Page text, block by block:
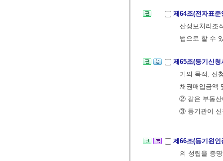
제64조(전자표
산정보처리조
법으로 할 수
제65조(등기신
기의 목적, 신
채권매입금액
② 같은 부동산
③ 등기관이 신
제66조(등기원
의 성립을 증